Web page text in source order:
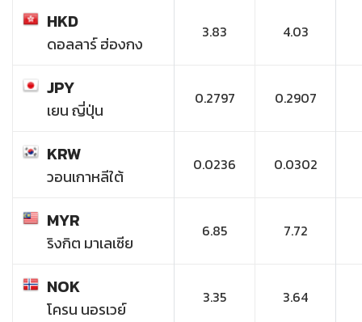
HKD
ดอลลาร์ ฮ่องกง
3.83 4.03
JPY
เยน ญี่ปุ่น
0.2797 0.2907
KRW
วอนเกาหลีใต้
0.0236 0.0302
MYR
ริงกิต มาเลเซีย
6.85 7.72
NOK
โครน นอรเวย์
3.35 3.64